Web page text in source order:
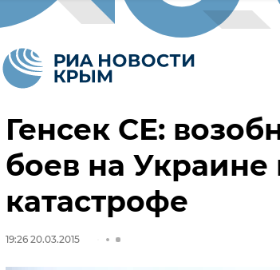
Генсек СЕ:
боев на Украине
катастрофе
19:26 20.03.2015